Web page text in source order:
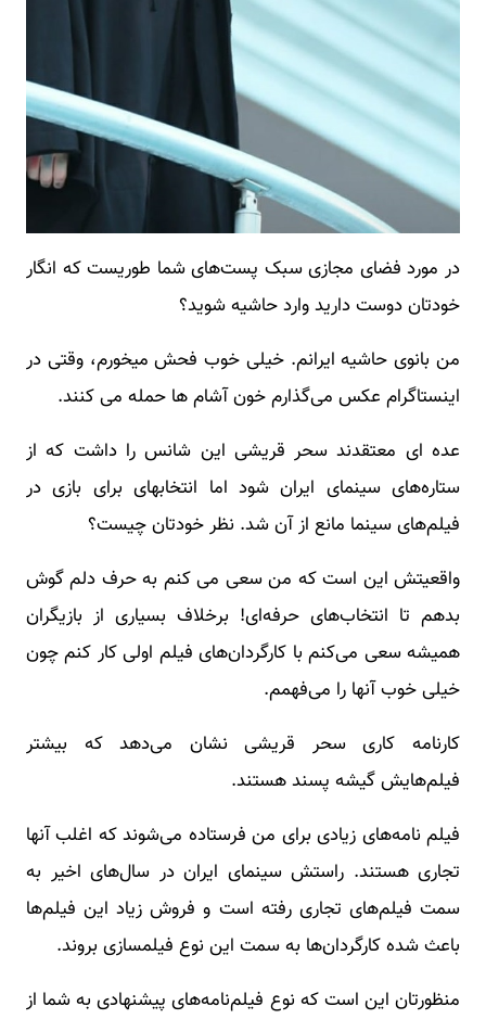
در مورد فضای مجازی سبک پست‌های شما طوریست که انگار
خودتان دوست دارید وارد حاشیه شوید؟
من بانوی حاشیه ایرانم. خیلی خوب فحش میخورم، وقتی در
اینستاگرام عکس می‌گذارم خون آشام ها حمله می کنند.
عده ای معتقدند سحر قریشی این شانس را داشت که از
ستاره‌های سینمای ایران شود اما انتخاب‎های برای بازی در
فیلم‌های سینما مانع از آن شد. نظر خودتان چیست؟
واقعیتش این است که من سعی می کنم به حرف دلم گوش
بدهم تا انتخاب‌های حرفه‌ای! برخلاف بسیاری از بازیگران
همیشه سعی می‌کنم با کارگردان‌های فیلم اولی کار کنم چون
خیلی خوب آنها را می‌فهمم.
کارنامه کاری سحر قریشی نشان می‌دهد که بیشتر
فیلم‌هایش گیشه پسند هستند.
فیلم نامه‌های زیادی برای من فرستاده می‌شوند که اغلب آنها
تجاری هستند. راستش سینمای ایران در سال‌های اخیر به
سمت فیلم‌های تجاری رفته است و فروش زیاد این فیلم‌ها
باعث شده کارگردان‌ها به سمت این نوع فیلمسازی بروند.
منظورتان این است که نوع فیلم‌نامه‎‌های پیشنهادی به شما از